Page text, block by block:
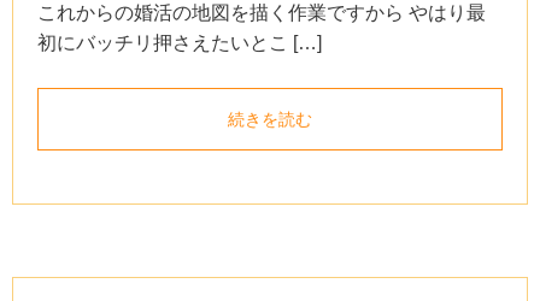
これからの婚活の地図を描く作業ですから やはり最
初にバッチリ押さえたいとこ […]
続きを読む